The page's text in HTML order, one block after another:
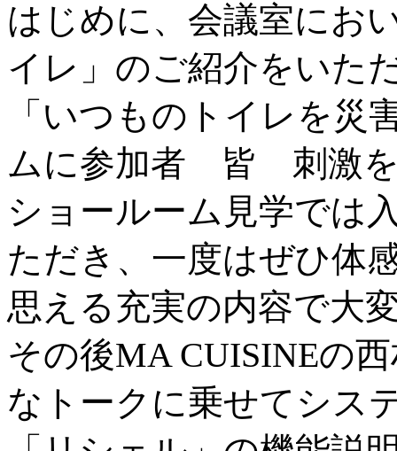
はじめに、会議室にお
イレ」のご紹介をいた
「いつものトイレを災
ムに参加者 皆 刺激を
ショールーム見学では
ただき、一度はぜひ体
思える充実の内容で大
その後MA CUISINEの
なトークに乗せてシス